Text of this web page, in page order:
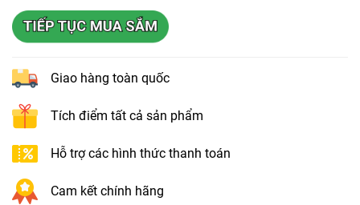
Giao hàng toàn quốc
Tích điểm tất cả sản phẩm
Hỗ trợ các hình thức thanh toán
Cam kết chính hãng